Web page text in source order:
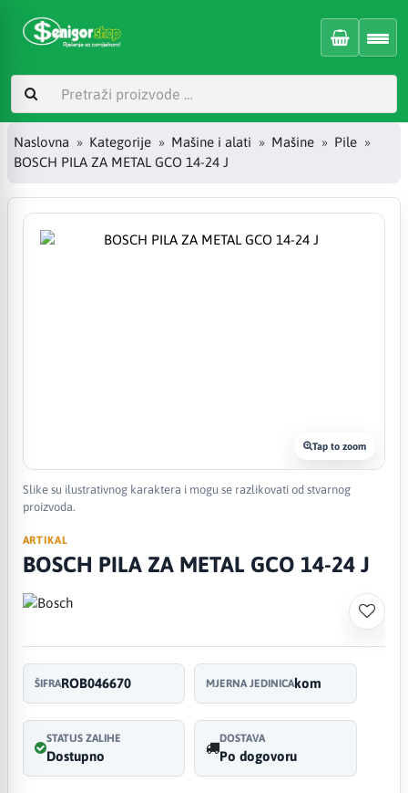
Naslovna Kategorije Mašine i alati Mašine
Pile
BOSCH PILA ZA METAL GCO 14-24 J
Tap to zoom
Slike su ilustrativnog karaktera i mogu se razlikovati od stvarnog
proizvoda.
ARTIKAL
BOSCH PILA ZA METAL GCO 14-24 J
ŠIFRAROB046670 MJERNA JEDINICAkom
STATUS ZALIHE
Dostupno
DOSTAVA
Po dogovoru